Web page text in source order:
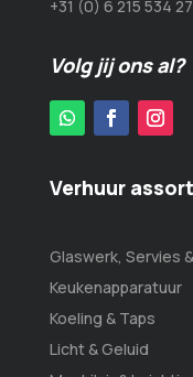
+31 (0) 6 215 534 27
Volg jij ons al?
Verhuur
Glaswerk, Servies
Keukenapparatuur
Koeling & Taps
Licht & Geluid